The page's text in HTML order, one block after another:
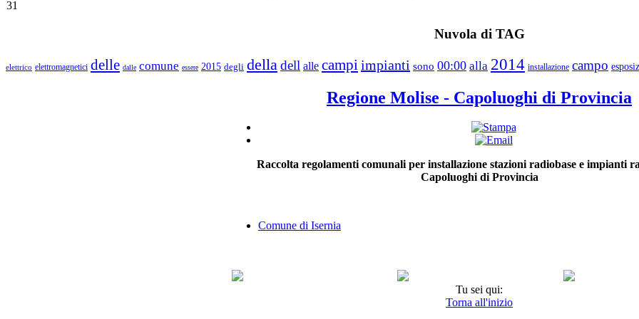
31
Nuvola di TAG
elettrico elettromagnetici delle dalle comune essere 2015 degli della dell alle campi impianti sono 00:00 alla 2014 installazione campo
Regione Molise - Capoluoghi di Provincia
Raccolta regolamenti comunali per installazione stazioni radiobase e impianti
Capoluoghi di Provincia
Comune di Isernia
Tu sei qui:
Torna all'inizio